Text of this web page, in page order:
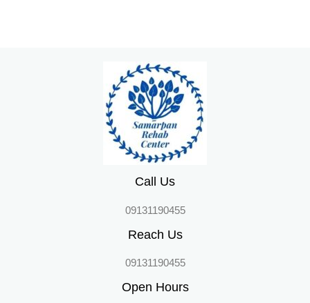
Call Us
09131190455
Reach Us
09131190455
Open Hours